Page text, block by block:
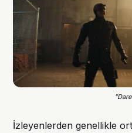
İzleyenlerden genellikle